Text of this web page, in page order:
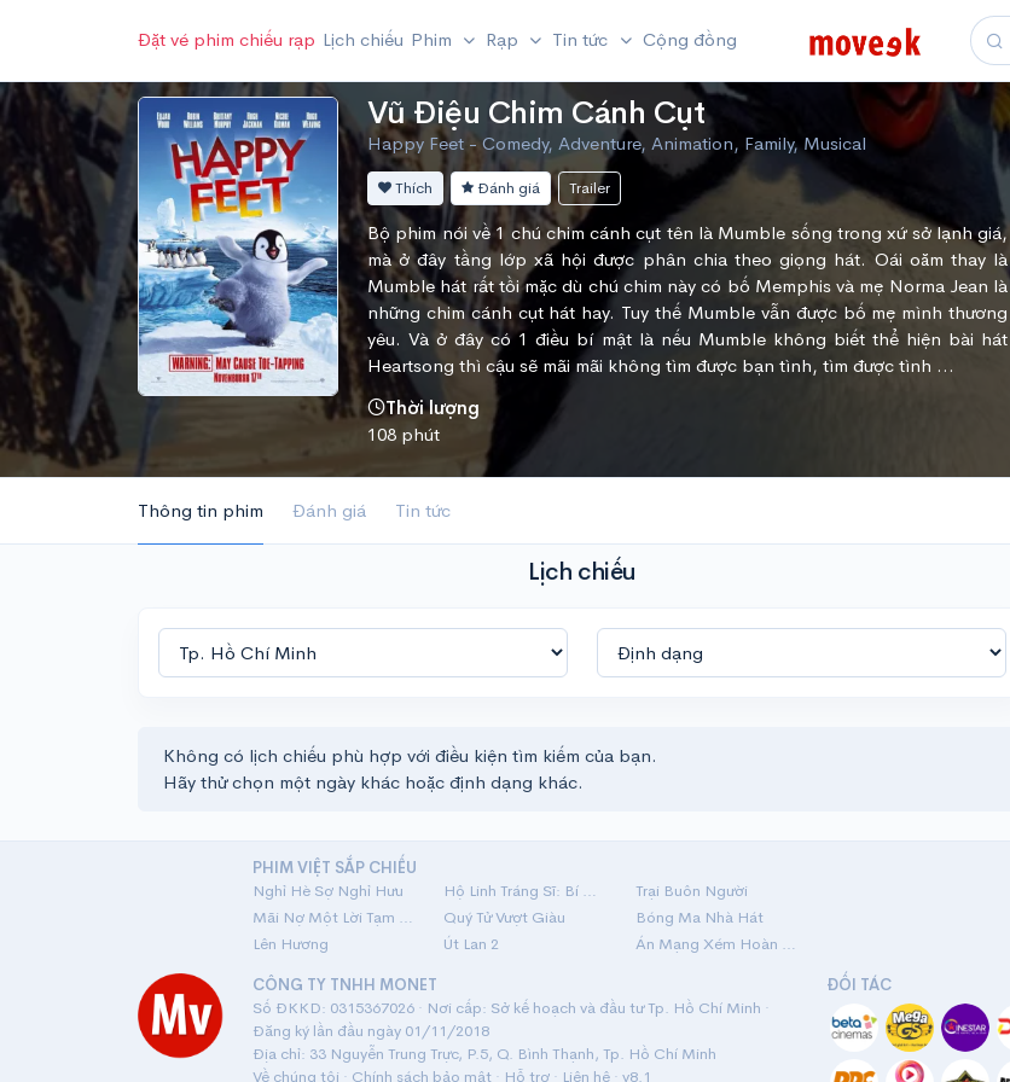
Đặt vé phim chiếu rạp Lịch chiếu Phim Rạp Tin tức Cộng đồng
Vũ Điệu Chim Cánh Cụt
Happy Feet - Comedy, Adventure, Animation, Family, Musical
Thích Đánh giá Trailer
Bộ phim nói về 1 chú chim cánh cụt tên là Mumble sống trong xứ sở lạnh giá,
mà ở đây tầng lớp xã hội được phân chia theo giọng hát. Oái oăm thay là
Mumble hát rất tồi mặc dù chú chim này có bố Memphis và mẹ Norma Jean là
những chim cánh cụt hát hay. Tuy thế Mumble vẫn được bố mẹ mình thương
yêu. Và ở đây có 1 điều bí mật là nếu Mumble không biết thể hiện bài hát
Heartsong thì cậu sẽ mãi mãi không tìm được bạn tình, tìm được tình ...
Thời lượng
108 phút
Thông tin phim Đánh giá Tin tức
Lịch chiếu
Không có lịch chiếu phù hợp với điều kiện tìm kiếm của bạn.
Hãy thử chọn một ngày khác hoặc định dạng khác.
PHIM VIỆT SẮP CHIẾU
Nghỉ Hè Sợ Nghỉ Hưu
Hộ Linh Tráng Sĩ: Bí Ẩn Mộ Vua Đinh
Trại Buôn Người
Mãi Nợ Một Lời Tạm Biệt
Quý Tử Vượt Giàu
Bóng Ma Nhà Hát
Lên Hương
Út Lan 2
Án Mạng Xém Hoàn Hảo
CÔNG TY TNHH MONET
Số ĐKKD: 0315367026 · Nơi cấp: Sở kế hoạch và đầu tư Tp. Hồ Chí Minh ·
Đăng ký lần đầu ngày 01/11/2018
Địa chỉ: 33 Nguyễn Trung Trực, P.5, Q. Bình Thạnh, Tp. Hồ Chí Minh
Về chúng tôi · Chính sách bảo mật· Hỗ trợ· Liên hệ· v8.1
ĐỐI TÁC